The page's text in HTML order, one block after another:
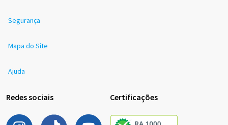
Segurança
Mapa do Site
Ajuda
Redes sociais Certificações